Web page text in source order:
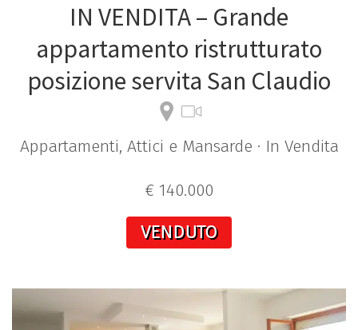
IN VENDITA – Grande
appartamento ristrutturato
posizione servita San Claudio
Appartamenti, Attici e Mansarde · In Vendita
€ 140.000
VENDUTO